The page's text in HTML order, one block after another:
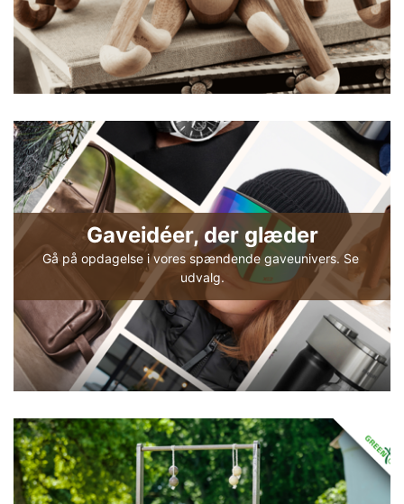
Gaveidéer, der glæder
Gå på opdagelse i vores spændende gaveunivers. Se
udvalg.